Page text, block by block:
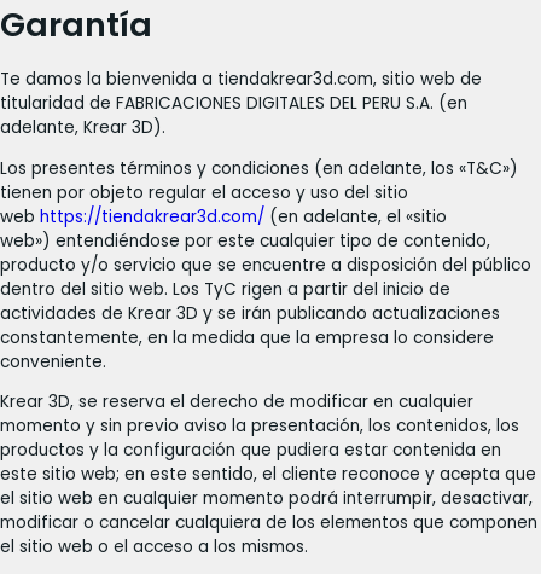
Garantía
Te damos la bienvenida a tiendakrear3d.com, sitio web de
titularidad de FABRICACIONES DIGITALES DEL PERU S.A. (en
adelante, Krear 3D).
Los presentes términos y condiciones (en adelante, los «T&C»)
tienen por objeto regular el acceso y uso del sitio
web https://tiendakrear3d.com/ (en adelante, el «sitio
web») entendiéndose por este cualquier tipo de contenido,
producto y/o servicio que se encuentre a disposición del público
dentro del sitio web. Los TyC rigen a partir del inicio de
actividades de Krear 3D y se irán publicando actualizaciones
constantemente, en la medida que la empresa lo considere
conveniente.
Krear 3D, se reserva el derecho de modificar en cualquier
momento y sin previo aviso la presentación, los contenidos, los
productos y la configuración que pudiera estar contenida en
este sitio web; en este sentido, el cliente reconoce y acepta que
el sitio web en cualquier momento podrá interrumpir, desactivar,
modificar o cancelar cualquiera de los elementos que componen
el sitio web o el acceso a los mismos.